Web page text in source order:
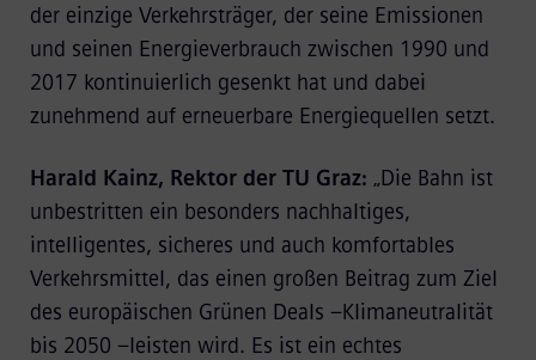
der einzige Verkehrsträger, der seine Emissionen
und seinen Energieverbrauch zwischen 1990 und
2017 kontinuierlich gesenkt hat und dabei
zunehmend auf erneuerbare Energiequellen setzt.
Harald Kainz, Rektor der TU Graz: „Die Bahn ist
unbestritten ein besonders nachhaltiges,
intelligentes, sicheres und auch komfortables
Verkehrsmittel, das einen großen Beitrag zum Ziel
des europäischen Grünen Deals –Klimaneutralität
bis 2050 –leisten wird. Es ist ein echtes